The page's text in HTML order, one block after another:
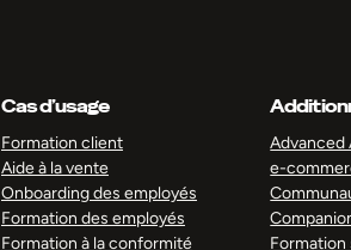
Cas d’usage
Formation client
Aide à la vente
Onboarding des employés
Formation des employés
Formation à la conformité
Advanced
e-